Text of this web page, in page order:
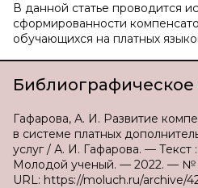
В данной статье проводится
сформированности
обучающихся на платных
Гафарова, А. И. Развитие
в системе платных
услуг / А. И. Гафарова. —
Молодой ученый. — 2022. — №
URL: https://moluch.ru/archive/